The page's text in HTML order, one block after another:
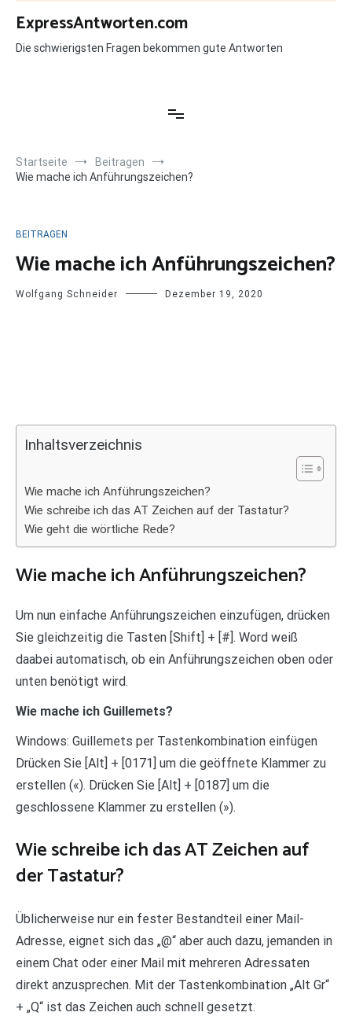
Zum
Inhalt
springen
ExpressAntworten.com
Die schwierigsten Fragen bekommen gute Antworten
Startseite
Beitragen
Wie mache ich Anführungszeichen?
BEITRAGEN
Wie mache ich Anführungszeichen?
Wolfgang Schneider Dezember 19, 2020
Inhaltsverzeichnis
Wie mache ich Anführungszeichen?
Wie schreibe ich das AT Zeichen auf der Tastatur?
Wie geht die wörtliche Rede?
Wie mache ich Anführungszeichen?
Um nun einfache Anführungszeichen einzufügen, drücken
Sie gleichzeitig die Tasten [Shift] + [#]. Word weiß
daabei automatisch, ob ein Anführungszeichen oben oder
unten benötigt wird.
Wie mache ich Guillemets?
Windows: Guillemets per Tastenkombination einfügen
Drücken Sie [Alt] + [0171] um die geöffnete Klammer zu
erstellen («). Drücken Sie [Alt] + [0187] um die
geschlossene Klammer zu erstellen (»).
Wie schreibe ich das AT Zeichen auf
der Tastatur?
Üblicherweise nur ein fester Bestandteil einer Mail-
Adresse, eignet sich das „@“ aber auch dazu, jemanden in
einem Chat oder einer Mail mit mehreren Adressaten
direkt anzusprechen. Mit der Tastenkombination „Alt Gr“
+ „Q“ ist das Zeichen auch schnell gesetzt.